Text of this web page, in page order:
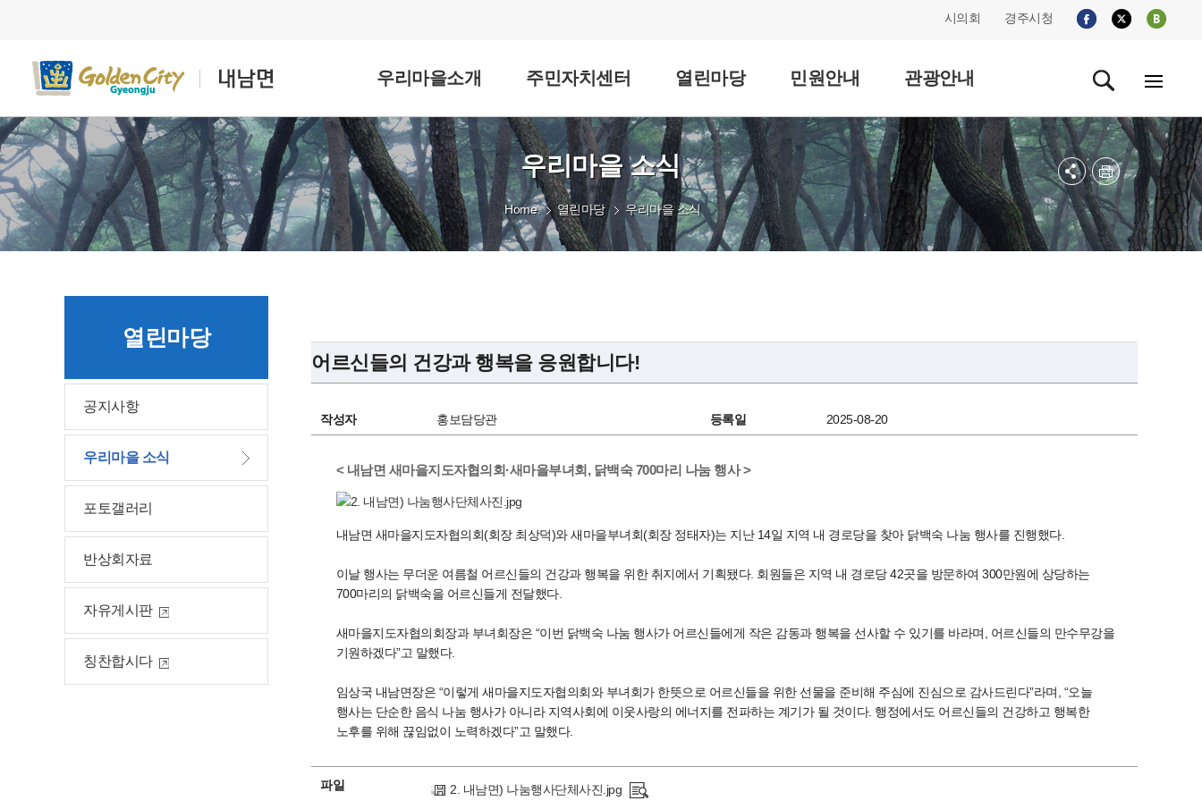
시의회 경주시청
우리마을소개 주민자치센터 열린마당 민원안내 관광안내
열린마당
공지사항
우리마을 소식
포토갤러리
반상회자료
자유게시판
칭찬합시다
우리마을 소식
Home 열린마당 우리마을 소식
어르신들의 건강과 행복을 응원합니다!
작성자 홍보담당관 등록일 2025-08-20
< 내남면 새마을지도자협의회·새마을부녀회, 닭백숙 700마리 나눔 행사 >
내남면 새마을지도자협의회(회장 최상덕)와 새마을부녀회(회장 정태자)는 지난 14일 지역 내 경로당을 찾아 닭백숙 나눔 행사를 진행했다.
이날 행사는 무더운 여름철 어르신들의 건강과 행복을 위한 취지에서 기획됐다. 회원들은 지역 내 경로당 42곳을 방문하여 300만원에 상당하는
700마리의 닭백숙을 어르신들게 전달했다.
새마을지도자협의회장과 부녀회장은 “이번 닭백숙 나눔 행사가 어르신들에게 작은 감동과 행복을 선사할 수 있기를 바라며, 어르신들의 만수무강을
기원하겠다”고 말했다.
임상국 내남면장은 “이렇게 새마을지도자협의회와 부녀회가 한뜻으로 어르신들을 위한 선물을 준비해 주심에 진심으로 감사드린다”라며, “오늘
행사는 단순한 음식 나눔 행사가 아니라 지역사회에 이웃사랑의 에너지를 전파하는 계기가 될 것이다. 행정에서도 어르신들의 건강하고 행복한
노후를 위해 끊임없이 노력하겠다”고 말했다.
파일 2. 내남면) 나눔행사단체사진.jpg